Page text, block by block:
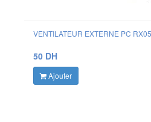
VENTILATEUR EXTERNE PC
50 DH
Ajouter